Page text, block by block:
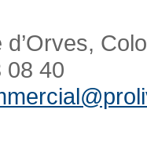
d’Orves,
08 40